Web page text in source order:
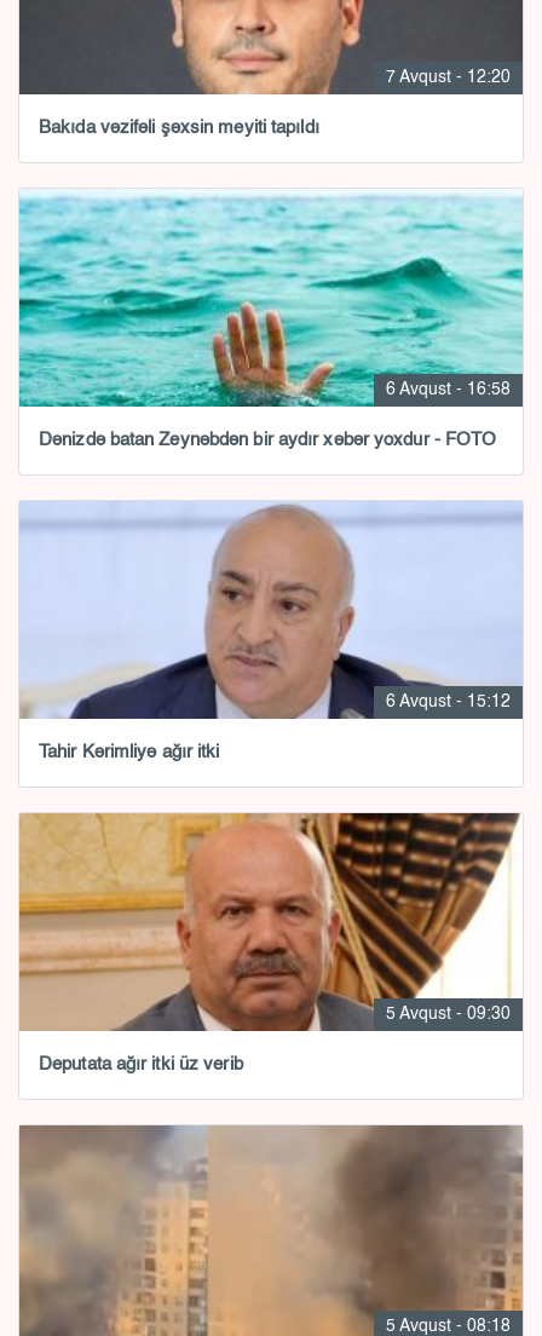
7 Avqust - 12:20
Bakıda vəzifəli şəxsin meyiti tapıldı
6 Avqust - 16:58
Dənizdə batan Zeynəbdən bir aydır xəbər yoxdur - FOTO
6 Avqust - 15:12
Tahir Kərimliyə ağır itki
5 Avqust - 09:30
Deputata ağır itki üz verib
5 Avqust - 08:18